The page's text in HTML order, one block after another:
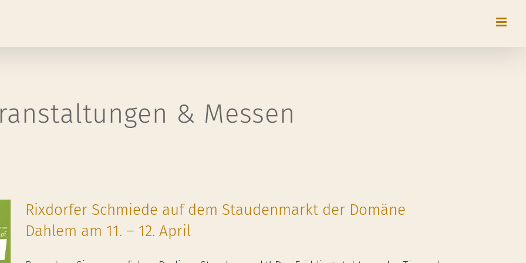
& Messen
Rixdorfer Schmiede auf dem Staudenmarkt der Domäne
Dahlem am 11. – 12. April